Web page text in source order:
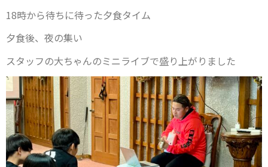
18時から待ちに待った夕食タイム
夕食後、夜の集い
スタッフの大ちゃんのミニライブで盛り上がりました